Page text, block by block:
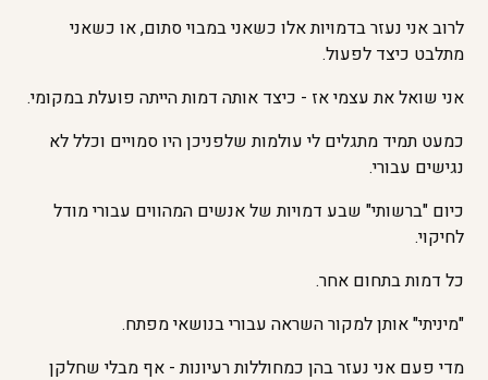
לרוב אני נעזר בדמויות אלו כשאני במבוי סתום, או כשאני
מתלבט כיצד לפעול.
אני שואל את עצמי אז - כיצד אותה דמות הייתה פועלת במקומי.
כמעט תמיד מתגלים לי עולמות שלפניכן היו סמויים וכלל לא
נגישים עבורי.
כיום "ברשותי" שבע דמויות של אנשים המהווים עבורי מודל
לחיקוי.
כל דמות בתחום אחר.
"מיניתי" אותן למקור השראה עבורי בנושאי מפתח.
מדי פעם אני נעזר בהן כמחוללות רעיונות - אף מבלי שחלקן